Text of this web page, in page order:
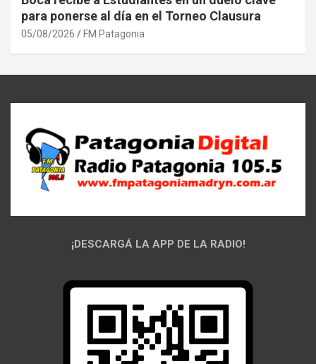
para ponerse al día en el Torneo Clausura
05/08/2026 FM Patagonia
¡DESCARGÁ LA APP DE LA RADIO!